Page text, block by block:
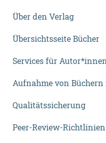
Über den Verlag
Übersichtsseite Bücher
Services für
Aufnahme von
Qualitätssicherung
Peer-Review-Richtlinien